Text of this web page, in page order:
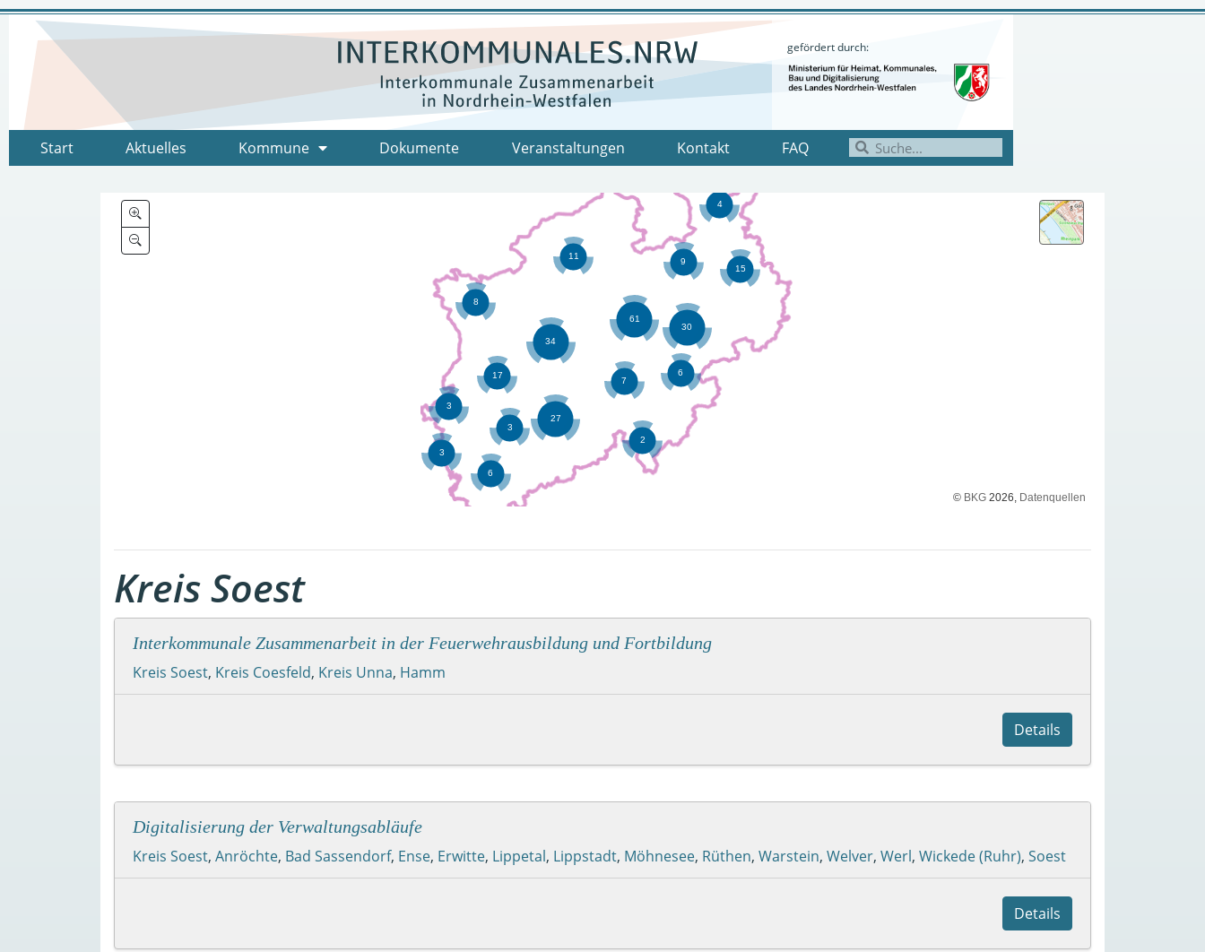
gefördert durch:
Start Aktuelles Kommune Dokumente Veranstaltungen Kontakt FAQ
© BKG 2026, Datenquellen
Kreis Soest
Interkommunale Zusammenarbeit in der Feuerwehrausbildung und Fortbildung
Kreis Soest, Kreis Coesfeld, Kreis Unna, Hamm
Details
Digitalisierung der Verwaltungsabläufe
Kreis Soest, Anröchte, Bad Sassendorf, Ense, Erwitte, Lippetal, Lippstadt, Möhnesee, Rüthen, Warstein, Welver, Werl, Wickede (Ruhr), Soest
Details